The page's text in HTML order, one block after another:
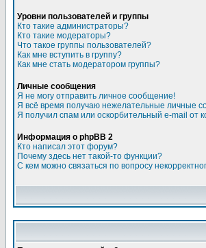
Уровни пользователей и группы
Кто такие администраторы?
Кто такие модераторы?
Что такое группы пользователей?
Как мне вступить в группу?
Как мне стать модератором группы?
Личные сообщения
Я не могу отправить личное сообщение!
Я всё время получаю нежелательные личные
Я получил спам или оскорбительный e-mail от
Информация о phpBB 2
Кто написал этот форум?
Почему здесь нет такой-то функции?
С кем можно связаться по вопросу